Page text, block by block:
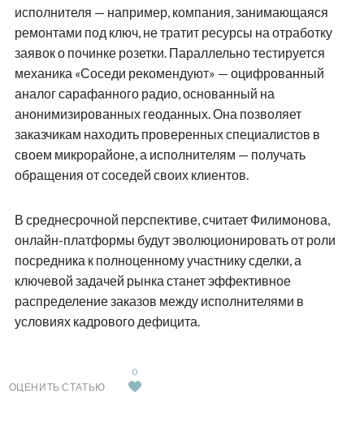
исполнителя — например, компания, занимающаяся
ремонтами под ключ, не тратит ресурсы на отработку
заявок о починке розетки. Параллельно тестируется
механика «Соседи рекомендуют» — оцифрованный
аналог сарафанного радио, основанный на
анонимизированных геоданных. Она позволяет
заказчикам находить проверенных специалистов в
своем микрорайоне, а исполнителям — получать
обращения от соседей своих клиентов.
В среднесрочной перспективе, считает Филимонова,
онлайн-платформы будут эволюционировать от роли
посредника к полноценному участнику сделки, а
ключевой задачей рынка станет эффективное
распределение заказов между исполнителями в
условиях кадрового дефицита.
ОЦЕНИТЬ СТАТЬЮ
0